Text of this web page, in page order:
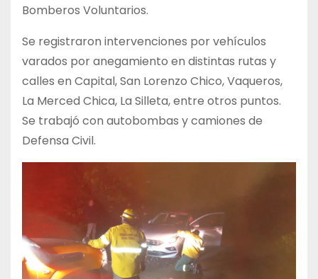
Bomberos Voluntarios.
Se registraron intervenciones por vehículos
varados por anegamiento en distintas rutas y
calles en Capital, San Lorenzo Chico, Vaqueros,
La Merced Chica, La Silleta, entre otros puntos.
Se trabajó con autobombas y camiones de
Defensa Civil.